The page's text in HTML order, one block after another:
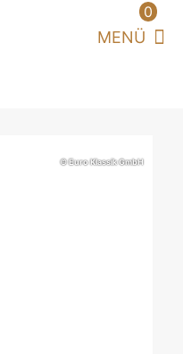
0
© Euro Klassik GmbH